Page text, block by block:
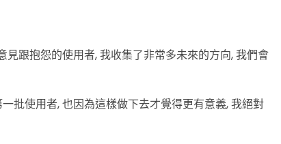
跟抱怨的使用者, 我收集了非常多未來的方向, 我們會
批使用者, 也因為這樣做下去才覺得更有意義, 我絕對